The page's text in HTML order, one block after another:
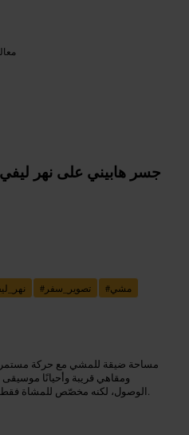
جسر هابيني على نهر
# تصوير_سفر #مشي
مساحة ضيقة للمشي مع حركة
ومقاهي قريبة وأحيانًا
الوصول، لكنه مخصّص للمشاة فقط ولا توجد مرافق كبيرة على الجسر.